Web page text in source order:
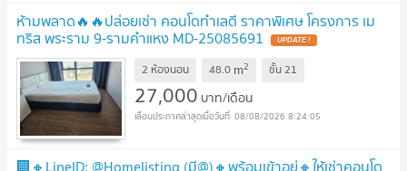
ห้ามพลาด🔥🔥ปล่อยเช่า คอนโดทำเลดี ราคาพิเศษ โครงการ เม
ทริส พระราม 9-รามคำแหง MD-25085691 UPDATE !
2 ห้องนอน 48.0 m2 ชั้น21
27,000 บาท/เดือน
08/08/2026 8:24:05
🏢🔸LineID: @Homelisting (มี@)🔸พร้อมเข้าอยู่🔸ให้เช่าคอนโด